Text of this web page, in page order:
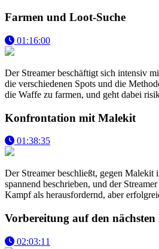
Farmen und Loot-Suche
01:16:00
Der Streamer beschäftigt sich intensiv
die verschiedenen Spots und die
die Waffe zu farmen, und geht dabei
Konfrontation mit Malekit
01:38:35
Der Streamer beschließt, gegen
spannend beschrieben, und der
Kampf als herausfordernd, aber
Vorbereitung auf den nächsten
02:03:11